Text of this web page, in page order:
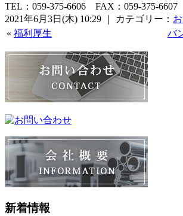
TEL：059-375-6606 FAX：059-375-6607
2021年6月3日(木) 10:29 ｜ カテゴリー：
« 福利厚生 バ
新着情報